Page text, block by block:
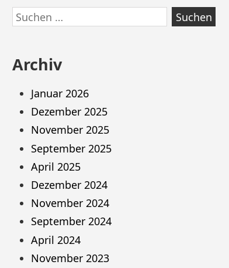
Suchen
nach:
Archiv
Januar 2026
Dezember 2025
November 2025
September 2025
April 2025
Dezember 2024
November 2024
September 2024
April 2024
November 2023